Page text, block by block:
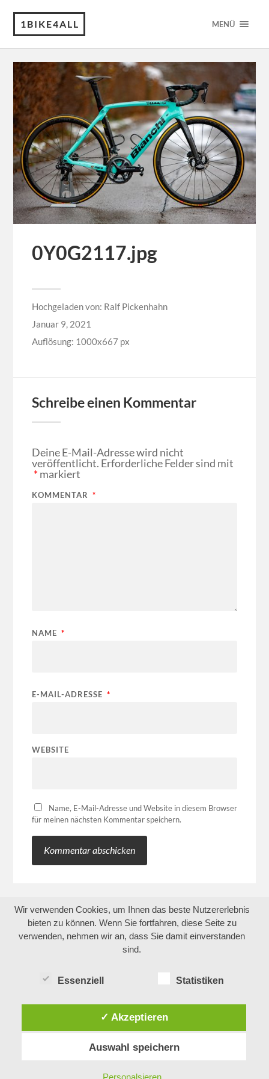
1BIKE4ALL MENÜ
0Y0G2117.jpg
Hochgeladen von: Ralf Pickenhahn
Januar 9, 2021
Auflösung: 1000x667 px
Schreibe einen Kommentar
Deine E-Mail-Adresse wird nicht
veröffentlicht. Erforderliche Felder sind mit
*markiert
KOMMENTAR *
NAME *
E-MAIL-ADRESSE *
WEBSITE
Name, E-Mail-Adresse und Website in diesem Browser
für meinen nächsten Kommentar speichern.
Wir verwenden Cookies, um Ihnen das beste Nutzererlebnis
bieten zu können. Wenn Sie fortfahren, diese Seite zu
verwenden, nehmen wir an, dass Sie damit einverstanden
sind.
Essenziell Statistiken
✓ Akzeptieren
Auswahl speichern
Personalsieren